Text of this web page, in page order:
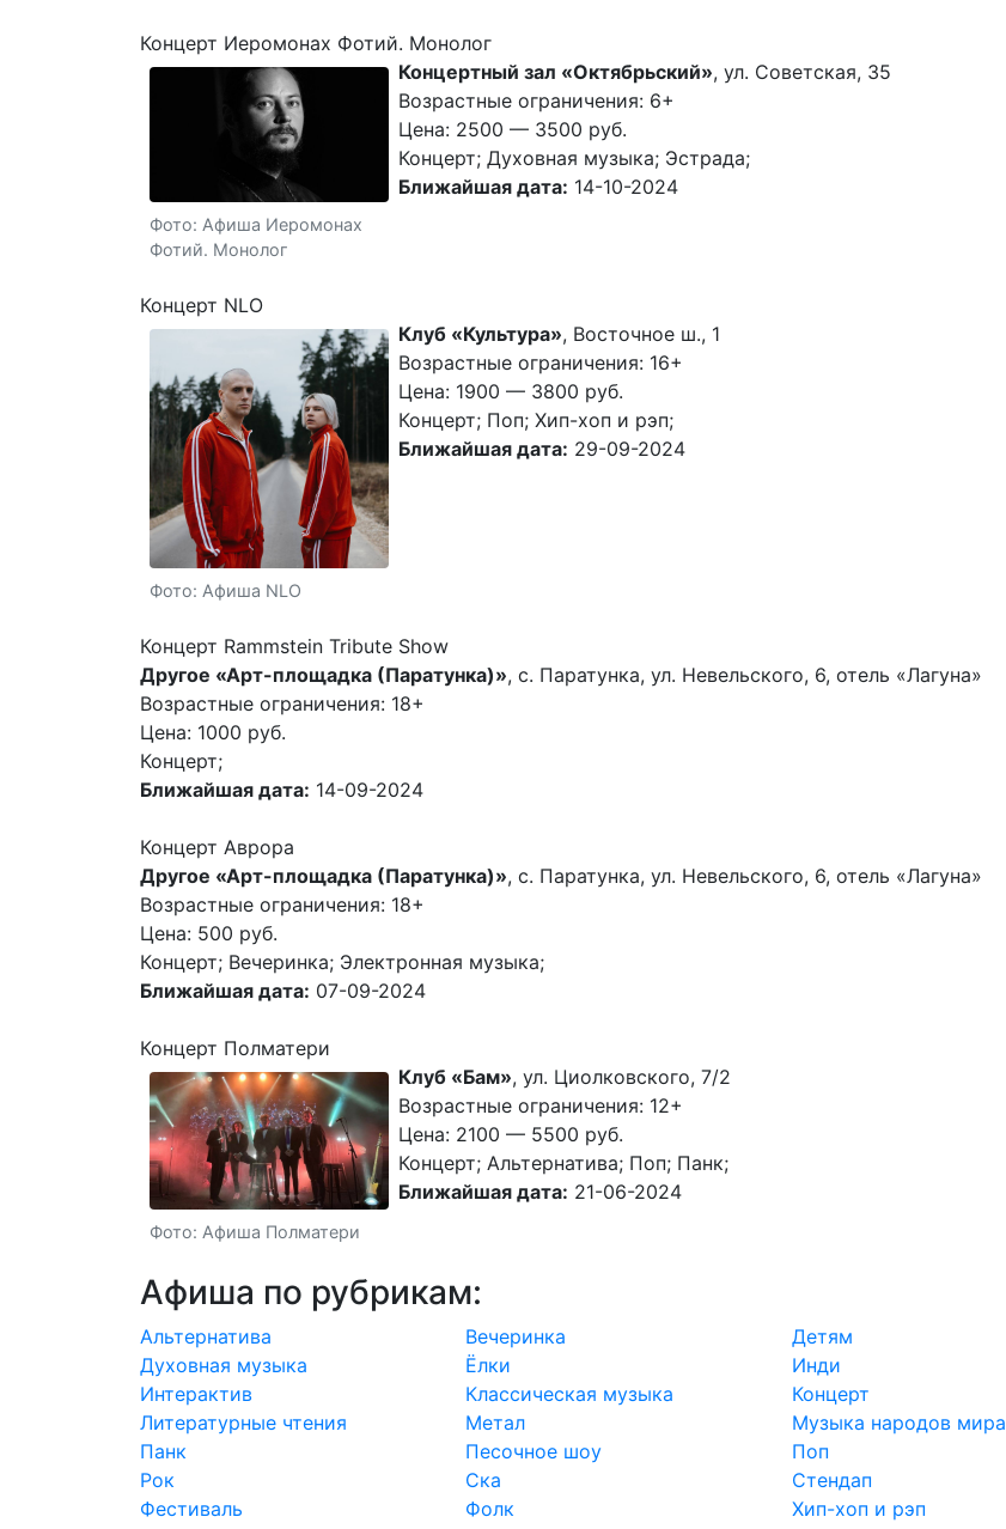
Концерт Иеромонах Фотий. Монолог
Фото: Афиша Иеромонах
Фотий. Монолог
Концертный зал «Октябрьский», ул. Советская, 35
Возрастные ограничения: 6+
Цена: 2500 — 3500 руб.
Концерт; Духовная музыка; Эстрада;
Ближайшая дата: 14-10-2024
Концерт NLO
Фото: Афиша NLO
Клуб «Культура», Восточное ш., 1
Возрастные ограничения: 16+
Цена: 1900 — 3800 руб.
Концерт; Поп; Хип-хоп и рэп;
Ближайшая дата: 29-09-2024
Концерт Rammstein Tribute Show
Другое «Арт-площадка (Паратунка)», с. Паратунка, ул. Невельского, 6, отель «Лагуна»
Возрастные ограничения: 18+
Цена: 1000 руб.
Концерт;
Ближайшая дата: 14-09-2024
Концерт Аврора
Другое «Арт-площадка (Паратунка)», с. Паратунка, ул. Невельского, 6, отель «Лагуна»
Возрастные ограничения: 18+
Цена: 500 руб.
Концерт; Вечеринка; Электронная музыка;
Ближайшая дата: 07-09-2024
Концерт Полматери
Фото: Афиша Полматери
Клуб «Бам», ул. Циолковского, 7/2
Возрастные ограничения: 12+
Цена: 2100 — 5500 руб.
Концерт; Альтернатива; Поп; Панк;
Ближайшая дата: 21-06-2024
Афиша по рубрикам:
Альтернатива Вечеринка
Детям
Духовная музыка
Ёлки
Инди
Интерактив
Классическая музыка
Концерт
Литературные чтения
Метал
Музыка народов мира
Панк
Песочное шоу
Поп
Рок
Ска
Стендап
Фестиваль
Фолк
Хип-хоп и рэп